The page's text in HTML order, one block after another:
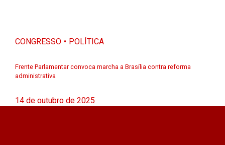
CONGRESSO POLÍTICA
Frente Parlamentar convoca marcha a Brasília contra reforma
administrativa
14 de outubro de 2025